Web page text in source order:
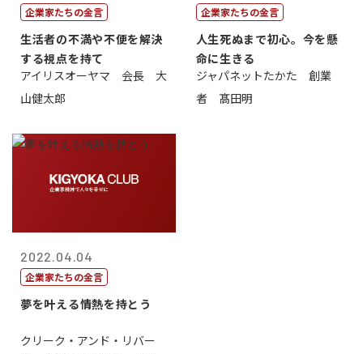
企業家たちの金言
生活者の不満や不便を解決
する視点を持て
アイリスオーヤマ 会長 大
山健太郎
企業家たちの金言
人生死ぬまで初心。今を懸
命に生きる
ジャパネットたかた 創業
者 髙田明
2022.04.04
企業家たちの金言
夢を叶える情熱を持とう
クリーク・アンド・リバー